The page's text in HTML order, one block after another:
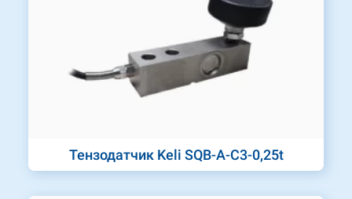
Тензодатчик Keli SQB-A-C3-0,25t